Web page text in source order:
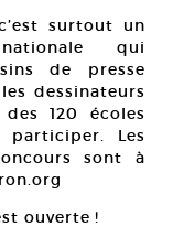
surtout un
qui
de presse
dessinateurs
120 écoles
Les
sont à
ouverte !